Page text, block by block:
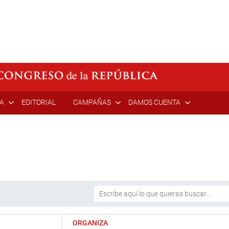
EDITORIAL CAMPAÑAS DAMOS CUENTA
ORGANIZA